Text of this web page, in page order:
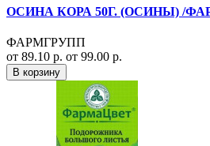
ОСИНА КОРА 50Г. (ОСИНЫ) /
ФАРМГРУПП
от 89.10 р. от 99.00 р.
В корзину